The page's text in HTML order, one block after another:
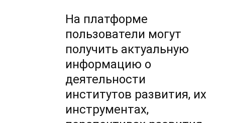
На платформе
пользователи могут
получить актуальную
информацию о
деятельности
институтов развития, их
инструментах,